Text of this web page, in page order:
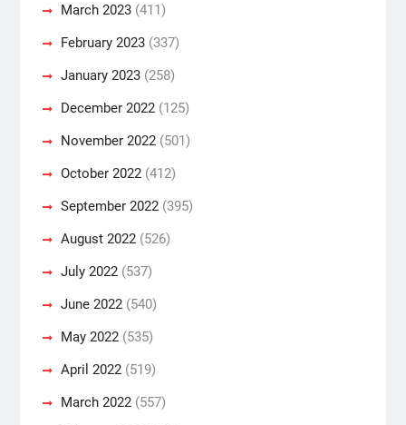
March 2023(411)
February 2023(337)
January 2023(258)
December 2022(125)
November 2022(501)
October 2022(412)
September 2022(395)
August 2022(526)
July 2022(537)
June 2022(540)
May 2022(535)
April 2022(519)
March 2022(557)